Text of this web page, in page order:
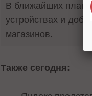
В ближайших
устройствах и
магазинов.
Также сегодня: